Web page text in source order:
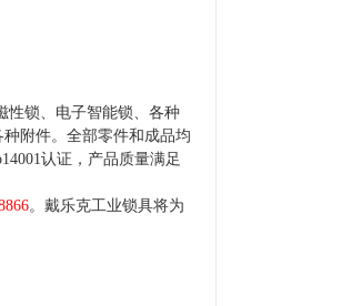
性锁、电子智能锁、各种
附件。全部零件和成品均
认证，产品质量满足
。戴乐克工业锁具将为